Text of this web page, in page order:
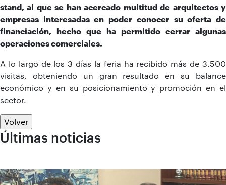
stand, al que se han acercado multitud de arquitectos y
empresas interesadas en poder conocer su oferta de
financiación, hecho que ha permitido cerrar algunas
operaciones comerciales.
A lo largo de los 3 días la feria ha recibido más de 3.500
visitas, obteniendo un gran resultado en su balance
económico y en su posicionamiento y promoción en el
sector.
Volver
Últimas noticias